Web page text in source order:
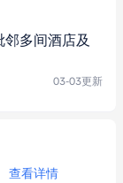
多间酒店及
03-03更新
查看详情